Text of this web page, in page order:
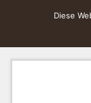
Diese